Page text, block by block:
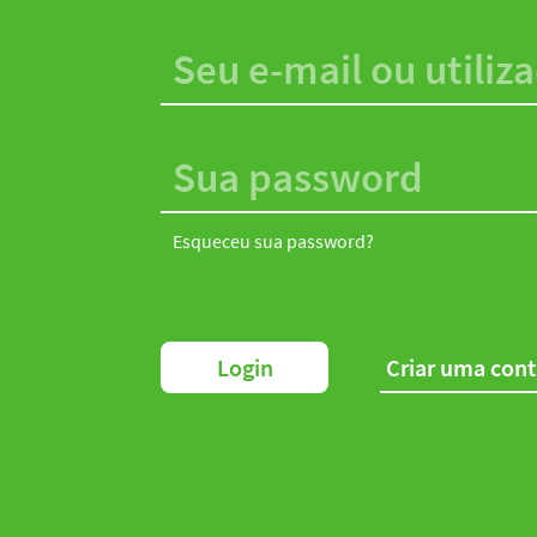
Esqueceu sua password?
Login Criar uma